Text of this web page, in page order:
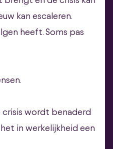
kan escaleren.
heeft. Soms pas
crisis wordt benaderd
in werkelijkheid een